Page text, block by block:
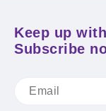
Keep up
Subscribe